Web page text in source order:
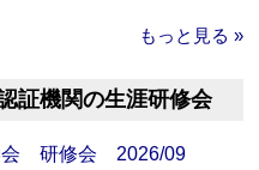
もっと見る »
証機関の生涯研修会
会 研修会 2026/09